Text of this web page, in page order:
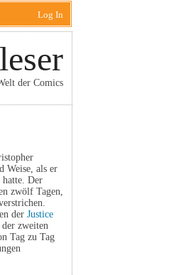
Log In
der Comics
Weise, als er
hatte. Der
zwölf Tagen,
der Justice
zweiten
Tag zu Tag